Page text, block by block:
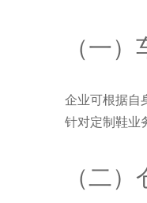
（一
企业可根据自
针对定制鞋业
（二